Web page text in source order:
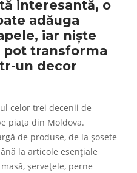
interesantă, o
adăuga
iar niște
transforma
un decor
celor trei decenii de
piața din Moldova.
de produse, de la șosete
la articole esențiale
șervețele, perne